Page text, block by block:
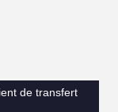
de transfert